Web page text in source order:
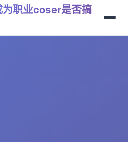
职业coser是否搞